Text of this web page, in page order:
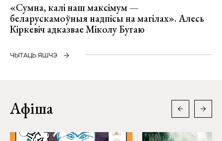
«Сумна, калі наш максімум —
беларускамоўныя надпісы на магілах». Алесь
Кіркевіч адказвае Міколу Бугаю
ЧЫТАЦЬ ЯШЧЭ
Афіша